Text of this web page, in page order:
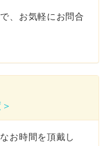
、お気軽にお問合
お時間を頂戴し